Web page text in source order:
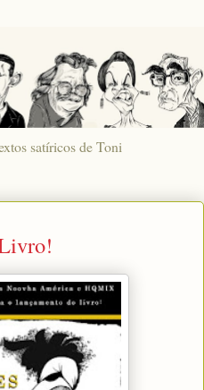
satíricos de Toni